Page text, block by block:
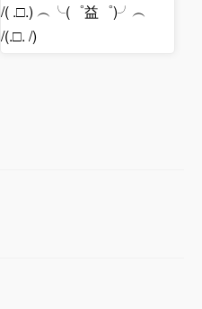
/( .□.) ︵╰(゜益゜)╯︵
/(.□. /)